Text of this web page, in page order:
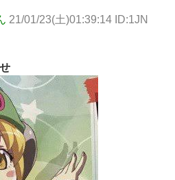
21/01/23(土)01:39:14 ID:1JN